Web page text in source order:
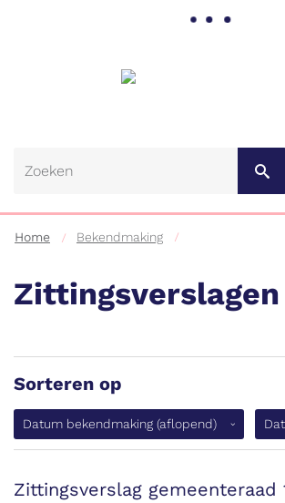
Home Bekendmaking
Zittingsverslagen
Sorteren op
Datum bekendmaking (aflopend)
Zittingsverslag gemeenteraad